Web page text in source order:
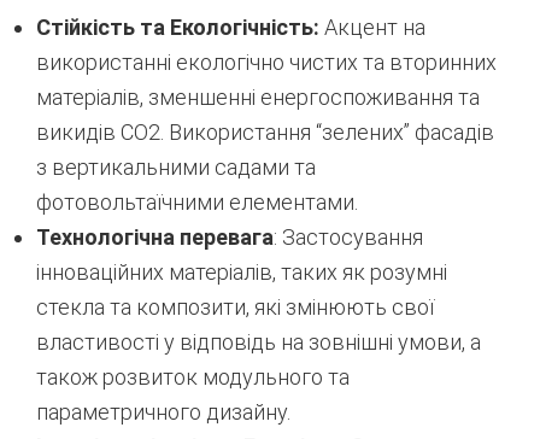
Стійкість та Екологічність: Акцент на
використанні екологічно чистих та вторинних
матеріалів, зменшенні енергоспоживання та
викидів CO2. Використання “зелених” фасадів
з вертикальними садами та
фотовольтаїчними елементами.
Технологічна перевага: Застосування
інноваційних матеріалів, таких як розумні
стекла та композити, які змінюють свої
властивості у відповідь на зовнішні умови, а
також розвиток модульного та
параметричного дизайну.